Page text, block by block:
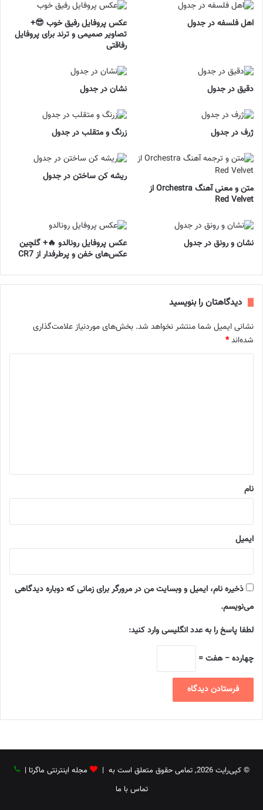
اهل فلسفه در جدول
عکس پروفایل رفیق خوب 😎+
تصاویر صمیمی و ترند برای پروفایل
رفاقتی
دقیق در جدول نشان در جدول
ژرف در جدول زرنگ و متقلب در جدول
متن و معنی آهنگ Orchestra از
Red Velvet
ریشه کن ساختن در جدول
نشان و رونق در جدول
عکس پروفایل رونالدو 🔥+ گلچین
عکس‌های خفن و پرطرفدار از CR7
دیدگاهتان را بنویسید
نشانی ایمیل شما منتشر نخواهد شد. بخش‌های موردنیاز علامت‌گذاری
شده‌اند*
نام
ایمیل
ذخیره نام، ایمیل و وبسایت من در مرورگر برای زمانی که دوباره دیدگاهی
می‌نویسم.
لطفا پاسخ را به عدد انگلیسی وارد کنید:
چهارده − هفت =
© کپی‌رایت 2026, تمامی حقوق متعلق است به | مجله اینترنتی ماگرتا |
تماس با ما